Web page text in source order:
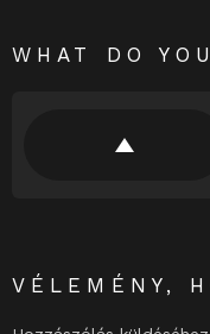
WHAT DO
VÉLEMÉNY,